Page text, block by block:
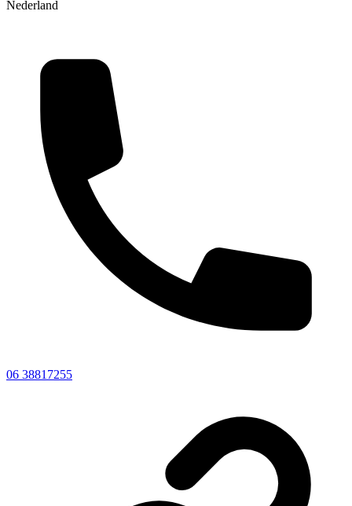
Nederland
06 38817255